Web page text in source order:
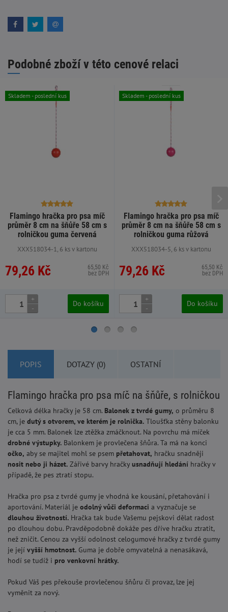
Podobné zboží v této cenové relaci
Flamingo hračka pro psa míč
průměr 8 cm na šňůře 58 cm s
rolničkou guma červená
XXX518034-1, 6 ks v kartonu
79,26 Kč
65,50 Kč
bez DPH
Skladem - poslední kus
+
-
Do košíku
Flamingo hračka pro psa míč
průměr 8 cm na šňůře 58 cm s
rolničkou guma růžová
XXX518034-5, 6 ks v kartonu
79,26 Kč
65,50 Kč
bez DPH
Skladem - poslední kus
+
-
Do košíku
POPIS DOTAZY (0) OSTATNÍ
Flamingo hračka pro psa míč na šňůře, s rolničkou
Celková délka hračky je 58 cm. Balonek z tvrdé gumy, o průměru 8
cm, je dutý s otvorem, ve kterém je rolnička. Tloušťka stěny balonku
je cca 5 mm. Balonek lze ztěžka zmáčknout. Na povrchu má míček
drobné výstupky. Balonkem je provlečena šňůra. Ta má na konci
očko, aby se majitel mohl se psem přetahovat, hračku snadněji
nosit nebo ji házet. Zářivé barvy hračky usnadňují hledání hračky v
případě, že pes ztratí stopu.
Hračka pro psa z tvrdé gumy je vhodná ke kousání, přetahování i
aportování. Materiál je odolný vůči deformaci a vyznačuje se
dlouhou životností. Hračka tak bude Vašemu pejskovi dělat radost
po dlouhou dobu. Pravděpodobně dokáže pes dříve hračku ztratit,
než zničit. Cenou za vyšší odolnost celogumové hračky z tvrdé gumy
je její vyšší hmotnost. Guma je dobře omyvatelná a nenasákavá,
hodí se tudíž i pro venkovní hrátky.
Pokud Váš pes překouše provlečenou šňůru či provaz, lze jej
vyměnit za nový.